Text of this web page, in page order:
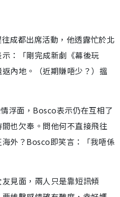
成都出席活動，他透露忙於北
：「剛完成新劇《幕後玩
內地。（近期賺唔少？）搵
浮面，Bosco表示仍在互相了
也欠奉。問他何不直接飛往
外？Bosco即笑言：「我唔係
見面，兩人只是靠短訊傾